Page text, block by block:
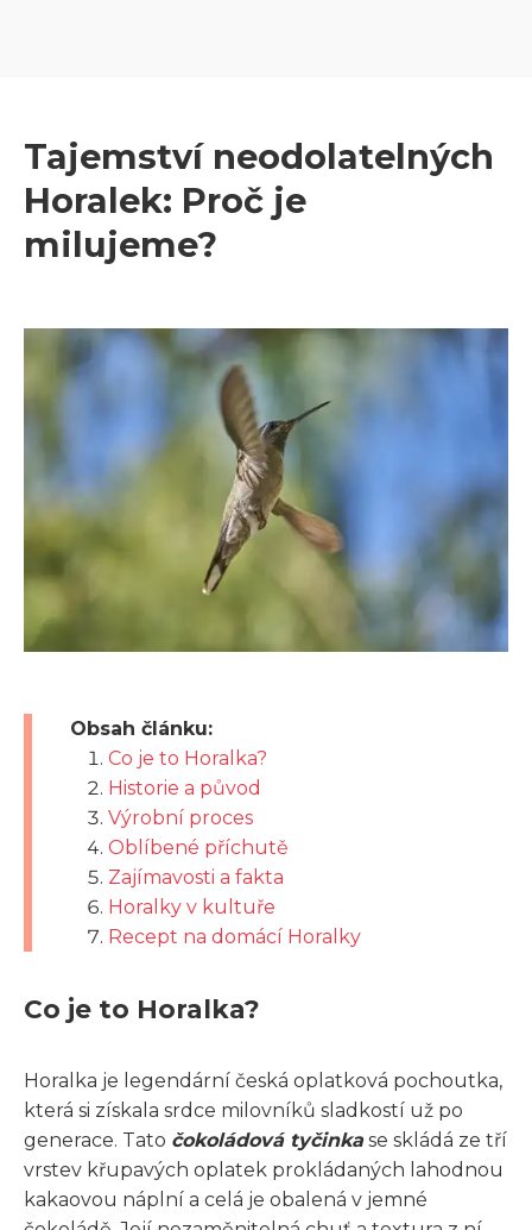
Tajemství neodolatelných
Horalek: Proč je
milujeme?
Obsah článku:
Co je to Horalka?
Historie a původ
Výrobní proces
Oblíbené příchutě
Zajímavosti a fakta
Horalky v kultuře
Recept na domácí Horalky
Co je to Horalka?
Horalka je legendární česká oplatková pochoutka,
která si získala srdce milovníků sladkostí už po
generace. Tato čokoládová tyčinkase skládá ze tří
vrstev křupavých oplatek prokládaných lahodnou
kakaovou náplní a celá je obalená v jemné